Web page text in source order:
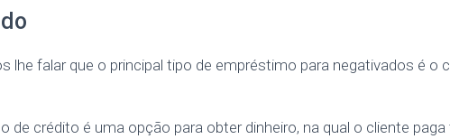
lhe falar que o principal tipo de empréstimo para negativados é o
de crédito é uma opção para obter dinheiro, na qual o cliente